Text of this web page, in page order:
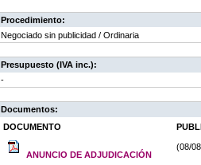
Procedimiento:
Negociado sin publicidad / Ordinaria
Presupuesto (IVA inc.):
-
Documentos:
DOCUMENTO
ANUNCIO DE ADJUDICACIÓN
(08/